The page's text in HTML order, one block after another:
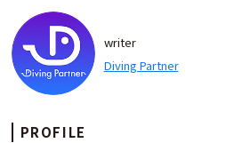
writer
Diving Partner
PROFILE